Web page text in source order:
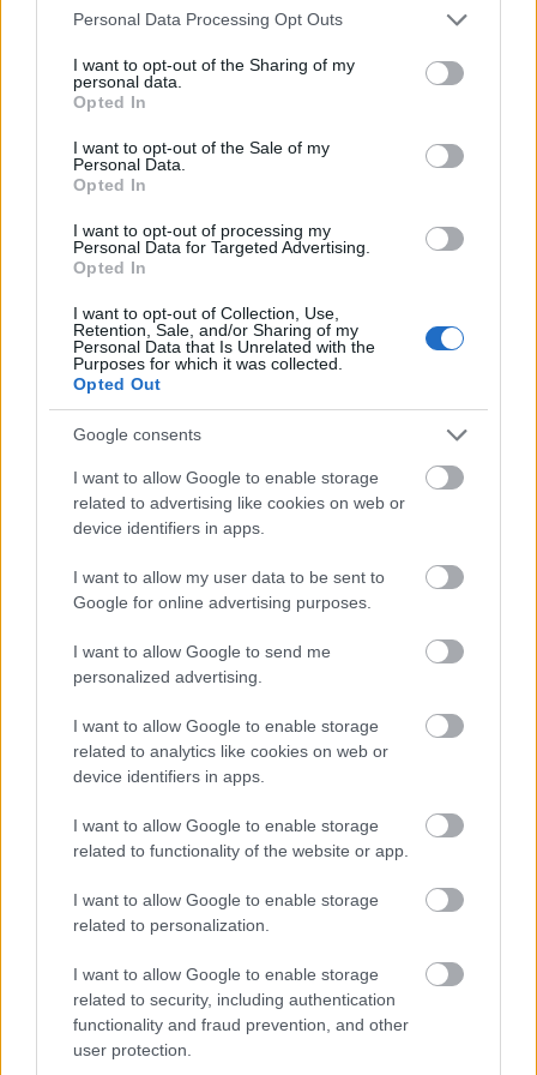
Please note that this website/app uses one or more Google
not limited to your visit or usage behaviour. You may click to
grant or deny consent to Google and its third-party tags to
use your data for below specified purposes in below Google
consent section.
Personal Data Processing Opt Outs
I want to opt-out of the Sharing of my
personal data.
Opted In
I want to opt-out of the Sale of my
Personal Data.
Opted In
I want to opt-out of processing my
Personal Data for Targeted Advertising.
Opted In
I want to opt-out of Collection, Use,
Retention, Sale, and/or Sharing of my
Personal Data that Is Unrelated with the
Purposes for which it was collected.
Opted Out
Google consents
I want to allow Google to enable storage
related to advertising like cookies on web or
device identifiers in apps.
I want to allow my user data to be sent to
Google for online advertising purposes.
I want to allow Google to send me
personalized advertising.
I want to allow Google to enable storage
related to analytics like cookies on web or
device identifiers in apps.
I want to allow Google to enable storage
related to functionality of the website or app.
I want to allow Google to enable storage
related to personalization.
I want to allow Google to enable storage
related to security, including authentication
functionality and fraud prevention, and other
user protection.
,,Harmadnapra
feltámadok” – a nagyhét
eseményei
A húsvéti ünnepkör a keresztény egyház egyik – ha
nem a – legfontosabb időszaka. Ezen időszak előtt
tisztelegve emlékezünk meg mi is röviden a nagyhét
eseményeiről, arról, mi történt Jézussal ezekben a
napokban. Virágvasárnap A húsvét előtti vasárnap,
a nagyhét kezdete. Ezen a napon vonult be…
Tetszik